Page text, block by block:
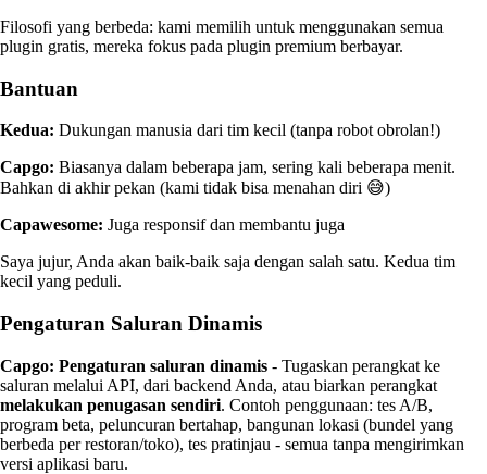
Filosofi yang berbeda: kami memilih untuk menggunakan semua
plugin gratis, mereka fokus pada plugin premium berbayar.
Bantuan
Kedua: Dukungan manusia dari tim kecil (tanpa robot obrolan!)
Capgo: Biasanya dalam beberapa jam, sering kali beberapa menit.
Bahkan di akhir pekan (kami tidak bisa menahan diri 😅)
Capawesome: Juga responsif dan membantu juga
Saya jujur, Anda akan baik-baik saja dengan salah satu. Kedua tim
kecil yang peduli.
Pengaturan Saluran Dinamis
Capgo: Pengaturan saluran dinamis - Tugaskan perangkat ke
saluran melalui API, dari backend Anda, atau biarkan perangkat
melakukan penugasan sendiri. Contoh penggunaan: tes A/B,
program beta, peluncuran bertahap, bangunan lokasi (bundel yang
berbeda per restoran/toko), tes pratinjau - semua tanpa mengirimkan
versi aplikasi baru.